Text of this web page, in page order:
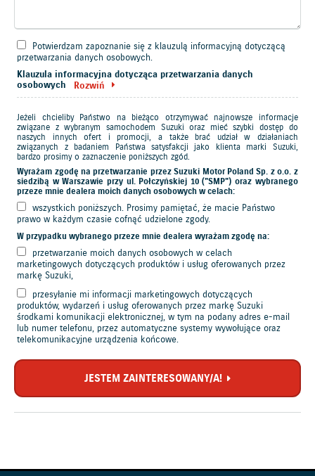
Potwierdzam zapoznanie się z klauzulą informacyjną dotyczącą
przetwarzania danych osobowych.
Klauzula informacyjna dotycząca przetwarzania danych
osobowych
Rozwiń
Jeżeli chcieliby Państwo na bieżąco otrzymywać najnowsze informacje
związane z wybranym samochodem Suzuki oraz mieć szybki dostęp do
naszych innych ofert i promocji, a także brać udział w działaniach
związanych z badaniem Państwa satysfakcji jako klienta marki Suzuki,
bardzo prosimy o zaznaczenie poniższych zgód.
Wyrażam zgodę na przetwarzanie przez Suzuki Motor Poland Sp. z o.o. z
siedzibą w Warszawie przy ul. Połczyńskiej 10 ("SMP") oraz wybranego
przeze mnie dealera moich danych osobowych w celach:
wszystkich poniższych. Prosimy pamiętać, że macie Państwo
prawo w każdym czasie cofnąć udzielone zgody.
W przypadku wybranego przeze mnie dealera wyrażam zgodę na:
przetwarzanie moich danych osobowych w celach
marketingowych dotyczących produktów i usług oferowanych przez
markę Suzuki,
przesyłanie mi informacji marketingowych dotyczących
produktów, wydarzeń i usług oferowanych przez markę Suzuki
środkami komunikacji elektronicznej, w tym na podany adres e-mail
lub numer telefonu, przez automatyczne systemy wywołujące oraz
telekomunikacyjne urządzenia końcowe.
JESTEM ZAINTERESOWANY/A!